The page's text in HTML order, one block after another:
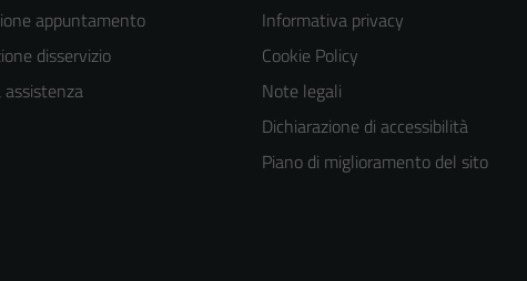
appuntamento
disservizio
assistenza
Informativa privacy
Cookie Policy
Note legali
Dichiarazione di accessibilità
Piano di miglioramento del sito
Tecnici
Questi cookie